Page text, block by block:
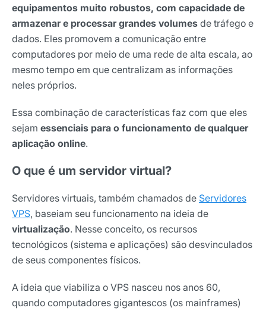
equipamentos muito robustos, com capacidade de
armazenar e processar grandes volumes de tráfego e
dados. Eles promovem a comunicação entre
computadores por meio de uma rede de alta escala, ao
mesmo tempo em que centralizam as informações
neles próprios.
Essa combinação de características faz com que eles
sejam essenciais para o funcionamento de qualquer
aplicação online.
O que é um servidor virtual?
Servidores virtuais, também chamados de Servidores
VPS, baseiam seu funcionamento na ideia de
virtualização. Nesse conceito, os recursos
tecnológicos (sistema e aplicações) são desvinculados
de seus componentes físicos.
A ideia que viabiliza o VPS nasceu nos anos 60,
quando computadores gigantescos (os mainframes)